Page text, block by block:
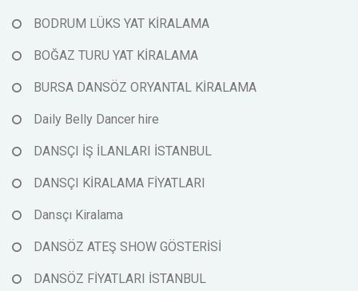
BODRUM LÜKS YAT KİRALAMA
BOĞAZ TURU YAT KİRALAMA
BURSA DANSÖZ ORYANTAL KİRALAMA
Daily Belly Dancer hire
DANSÇI İŞ İLANLARI İSTANBUL
DANSÇI KİRALAMA FİYATLARI
Dansçı Kiralama
DANSÖZ ATEŞ SHOW GÖSTERİSİ
DANSÖZ FİYATLARI İSTANBUL